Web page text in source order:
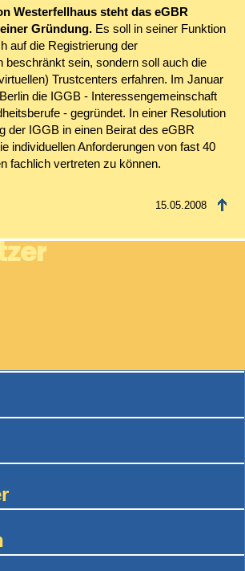
Westerfellhaus steht das eGBR
Gründung.Es soll in seiner Funktion
auf die Registrierung der
beschränkt sein, sondern soll auch die
Trustcenters erfahren. Im Januar
die IGGB - Interessengemeinschaft
- gegründet. In einer Resolution
der IGGB in einen Beirat des eGBR
individuellen Anforderungen von fast 40
fachlich vertreten zu können.
15.05.2008